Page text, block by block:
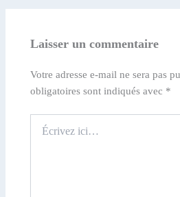
Laisser un commentaire
Votre adresse e-mail ne sera pas
obligatoires sont indiqués avec *
ici…